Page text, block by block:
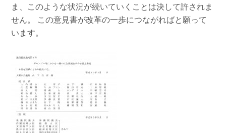
ま、このような状況が続いていくことは決して許されま
せん。 この意見書が改革の一歩につながればと願って
います。